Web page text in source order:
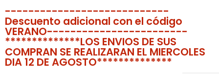
----------------------------
Descuento adicional con el código
VERANO------------------------
**************LOS ENVIOS DE SUS
COMPRAN SE REALIZARAN EL MIERCOLES
DIA 12 DE AGOSTO**************